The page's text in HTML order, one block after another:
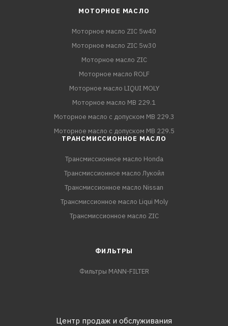
МОТОРНОЕ МАСЛО
Моторное масло ZIC 5w40
Моторное масло ZIC 5w30
Моторное масло ZIC
Моторное масло ROLF
Моторное масло LIQUI MOLY
Моторное масло MB 229.1
Моторное масло с допуском MB 229.3
Моторное масло с допуском MB 229.5
ТРАНСМИССИОННОЕ МАСЛО
Трансмиссионное масло Honda
Трансмиссионное масло Лукойл
Трансмиссионное масло Nissan
Трансмиссионное масло Liqui Moly
Трансмиссионное масло ZIC
ФИЛЬТРЫ
Фильтры MANN-FILTER
Центр продаж и обслуживания